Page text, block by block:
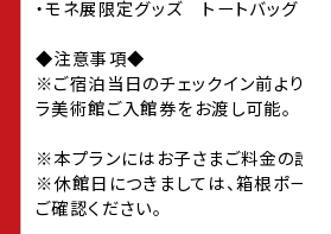
・モネ展限定グッズ トートバッグ（1
◆注意事項◆
※ご宿泊当日のチェックイン前より
ラ美術館ご入館券をお渡し可能。
※本プランにはお子さまご料金の設定
※休館日につきましては、箱根ポー
ご確認ください。